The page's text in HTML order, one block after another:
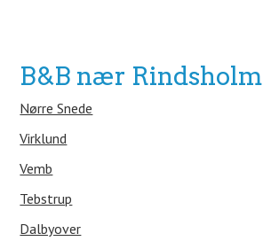
B&B nær Rindsholm
Nørre Snede
Virklund
Vemb
Tebstrup
Dalbyover